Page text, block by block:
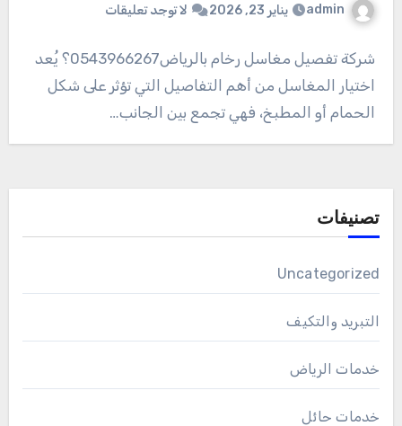
admin يناير 23, 2026 لا توجد تعليقات
شركة تفصيل مغاسل رخام بالرياض0543966267؟ يُعد
اختيار المغاسل من أهم التفاصيل التي تؤثر على شكل
الحمام أو المطبخ، فهي تجمع بين الجانب…
تصنيفات
Uncategorized
التبريد والتكيف
خدمات الرياض
خدمات حائل